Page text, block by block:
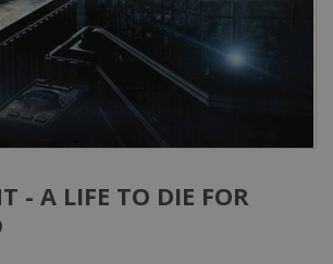
- A LIFE TO DIE FOR